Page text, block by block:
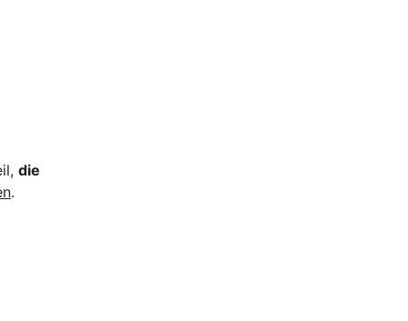
die
.